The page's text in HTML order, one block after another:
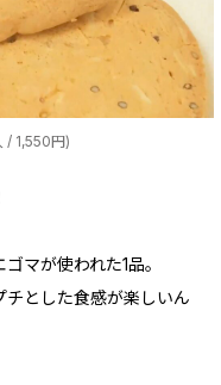
/ 1,550円)
マが使われた1品。
とした食感が楽しいん